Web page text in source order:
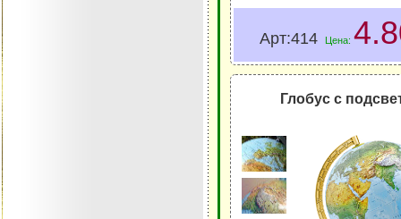
Арт:414 Цена:
Глобус с